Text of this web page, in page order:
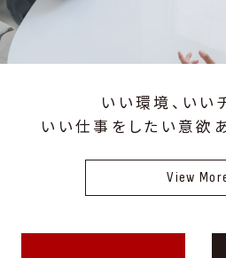
いい環境、いい
いい仕事をしたい意欲
View